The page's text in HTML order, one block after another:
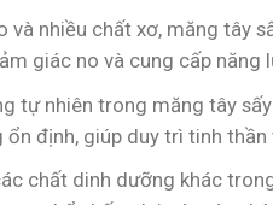
nhiều chất xơ, măng tây
giác no và cung cấp năng
tự nhiên trong măng tây
định, giúp duy trì tinh thần
chất dinh dưỡng khác